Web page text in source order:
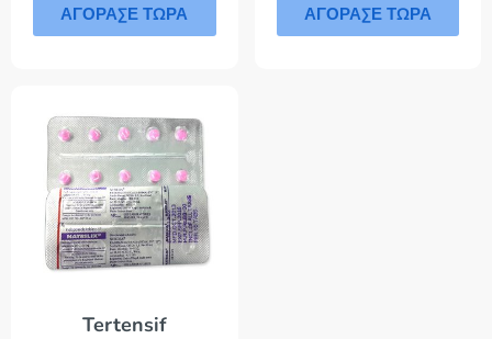
ΑΓΟΡΑΣΕ ΤΩΡΑ ΑΓΟΡΑΣΕ ΤΩΡΑ
Tertensif